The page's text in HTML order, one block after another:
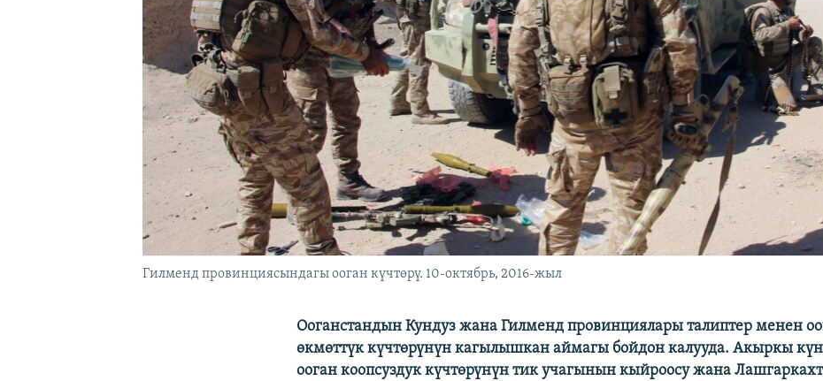
Гилменд провинциясындагы ооган күчтөрү. 10-октябрь, 2016-жыл
Ооганстандын Кундуз жана Гилменд провинциялары талиптер менен
өкмөттүк күчтөрүнүн кагылышкан аймагы бойдон калууда. Акыркы
ооган коопсуздук күчтөрүнүн тик учагынын кыйроосу жана